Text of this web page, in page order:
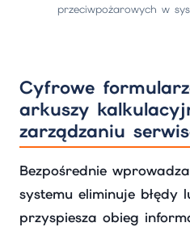
przeciwpożarowych w
Cyfrowe
arkuszy
zarządzaniu
Bezpośrednie
systemu eliminuje błędy
przyspiesza obieg